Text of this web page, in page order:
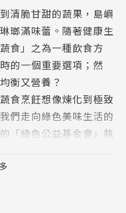
清脆甘甜的蔬果，島嶼
瑯滿味蕾。隨著健康生
食」之為一種飲食方
的一個重要選項；然
衡又營養？
食烹飪想像煉化到極致
們走向綠色美味生活的
「綠色公益基金會」執
以及臺灣植物肉發展重
食入門心法，進一步談
健康之道。